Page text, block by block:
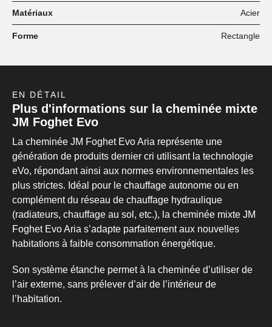
Matériaux Acier
Forme Rectangle
EN DÉTAIL
Plus d'informations sur la cheminée mixte
JM Foghet Evo
La cheminée JM Foghet Evo Aria représente une
génération de produits dernier cri utilisant la technologie
eVo, répondant ainsi aux normes environnementales les
plus strictes. Idéal pour le chauffage autonome ou en
complément du réseau de chauffage hydraulique
(radiateurs, chauffage au sol, etc.), la cheminée mixte JM
Foghet Evo Aria s’adapte parfaitement aux nouvelles
habitations à faible consommation énergétique.
Son système étanche permet à la cheminée d’utiliser de
l’air externe, sans prélever d’air de l’intérieur de
l’habitation.